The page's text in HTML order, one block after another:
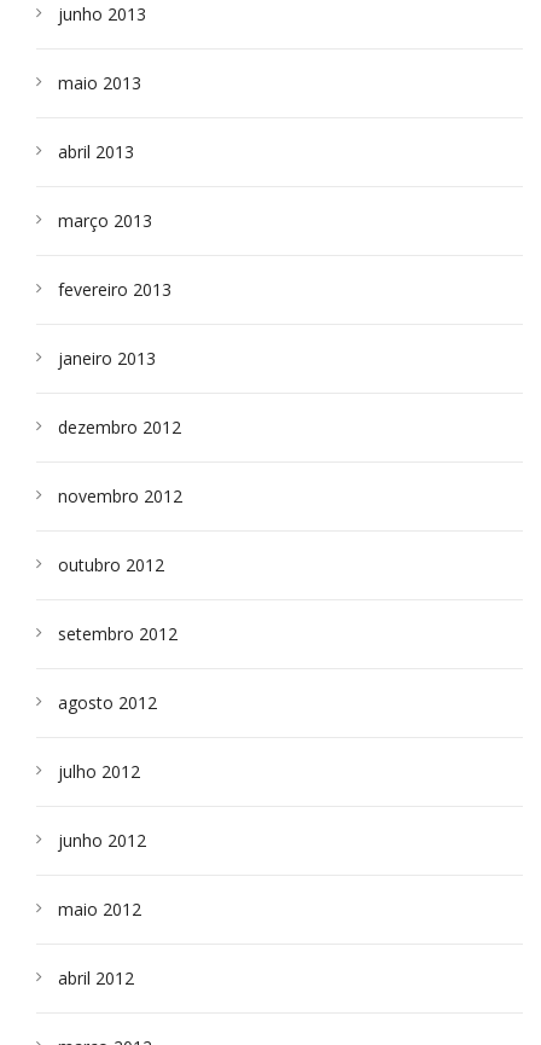
junho 2013
maio 2013
abril 2013
março 2013
fevereiro 2013
janeiro 2013
dezembro 2012
novembro 2012
outubro 2012
setembro 2012
agosto 2012
julho 2012
junho 2012
maio 2012
abril 2012